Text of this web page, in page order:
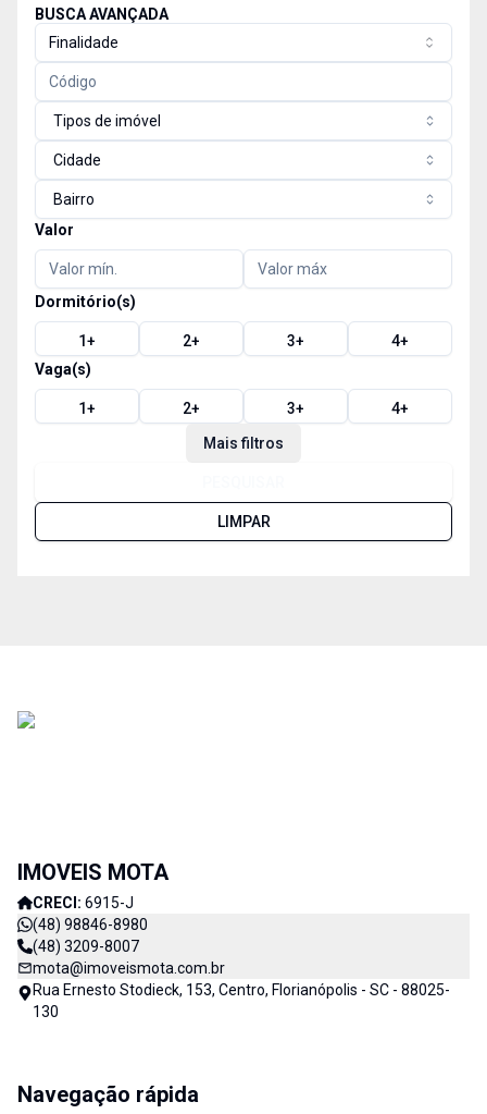
BUSCA AVANÇADA
Finalidade
Tipos de imóvel
Cidade
Bairro
Valor
Dormitório(s)
1+ 2+ 3+ 4+
Vaga(s)
1+ 2+ 3+ 4+
Mais filtros
LIMPAR
IMOVEIS MOTA
CRECI: 6915-J
(48) 98846-8980
(48) 3209-8007
mota@imoveismota.com.br
Rua Ernesto Stodieck, 153, Centro, Florianópolis - SC - 88025-
130
Navegação rápida